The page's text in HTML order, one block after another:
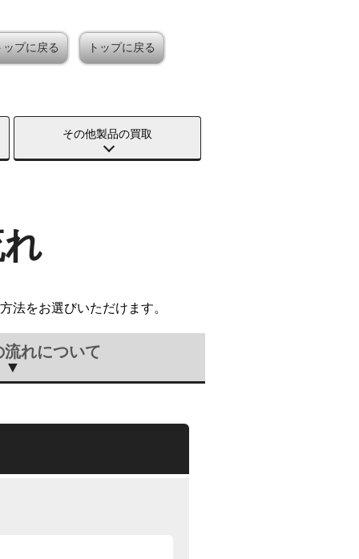
ップに戻る トップに戻る
その他製品の買取
法をお選びいただけます。
れについて